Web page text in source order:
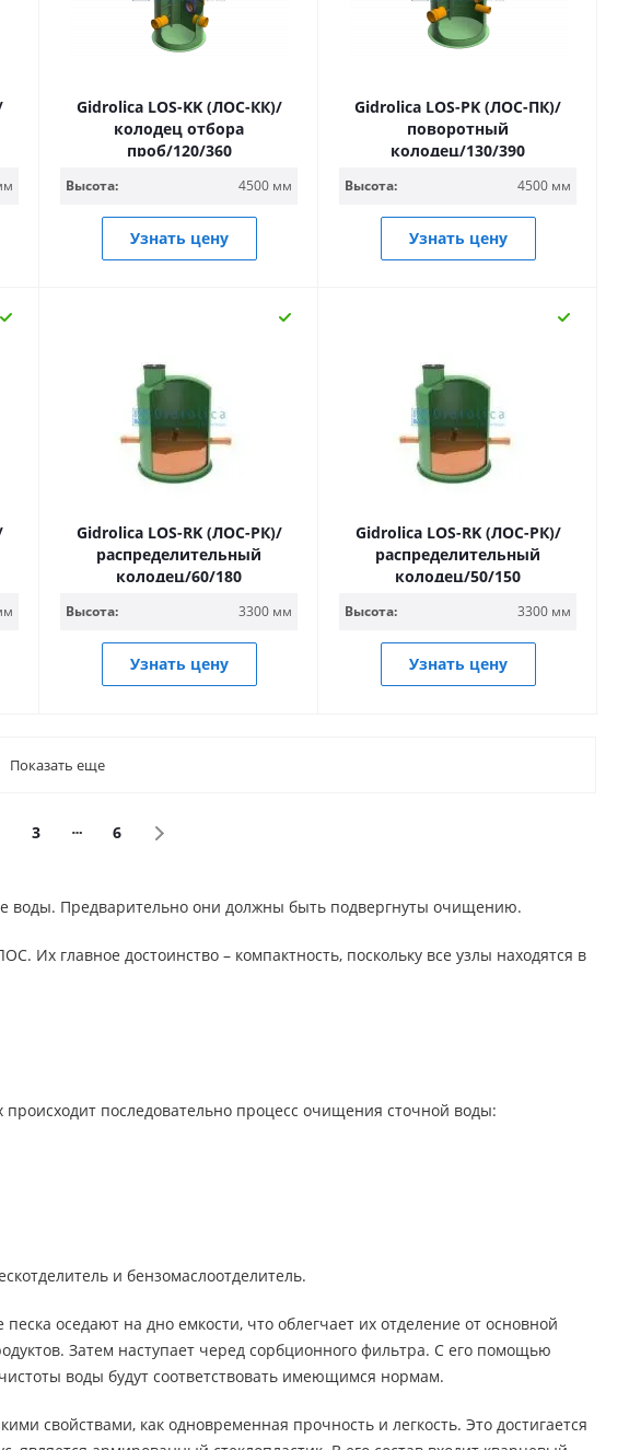
Gidrolica LOS-KK (ЛОС-КК)/
колодец отбора
проб/120/360
Высота: 4500 мм
Узнать цену
Gidrolica LOS-PK (ЛОС-ПК)/
поворотный
колодец/130/390
Высота: 4500 мм
Узнать цену
Gidrolica LOS-RK (ЛОС-РК)/
распределительный
колодец/60/180
Высота: 3300 мм
Узнать цену
Gidrolica LOS-RK (ЛОС-РК)/
распределительный
колодец/50/150
Высота: 3300 мм
Узнать цену
Показать еще
3 6
воды. Предварительно они должны быть подвергнуты очищению.
Их главное достоинство – компактность, поскольку все узлы находятся в
последовательно процесс очищения сточной воды:
и бензомаслоотделитель.
оседают на дно емкости, что облегчает их отделение от основной
Затем наступает черед сорбционного фильтра. С его помощью
воды будут соответствовать имеющимся нормам.
свойствами, как одновременная прочность и легкость. Это достигается